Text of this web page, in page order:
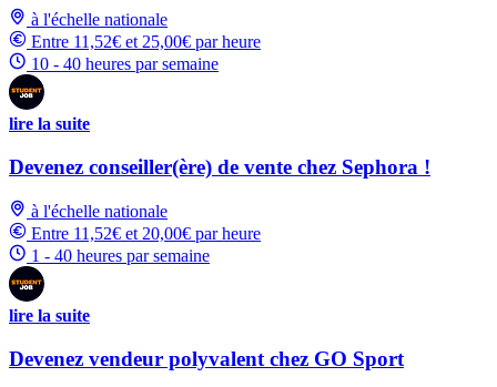
à l'échelle nationale
Entre 11,52€ et 25,00€ par heure
10 - 40 heures par semaine
lire la suite
Devenez conseiller(ère) de vente chez Sephora !
à l'échelle nationale
Entre 11,52€ et 20,00€ par heure
1 - 40 heures par semaine
lire la suite
Devenez vendeur polyvalent chez GO Sport